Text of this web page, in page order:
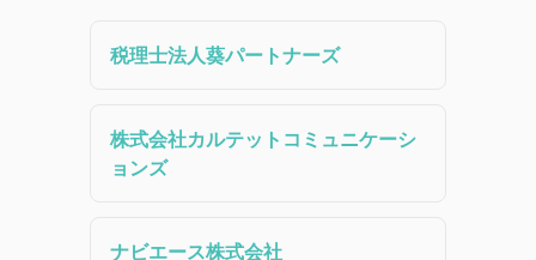
税理士法人葵パートナーズ
株式会社カルテットコミュニケーシ
ョンズ
ナビエース株式会社